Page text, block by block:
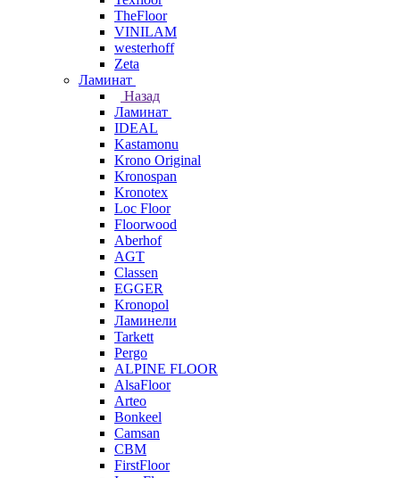
TheFloor
VINILAM
westerhoff
Zeta
Ламинат
Назад
Ламинат
IDEAL
Kastamonu
Krono Original
Kronospan
Kronotex
Loc Floor
Floorwood
Aberhof
AGT
Classen
EGGER
Kronopol
Ламинели
Tarkett
Pergo
ALPINE FLOOR
AlsaFloor
Arteo
Bonkeel
Camsan
CBM
FirstFloor